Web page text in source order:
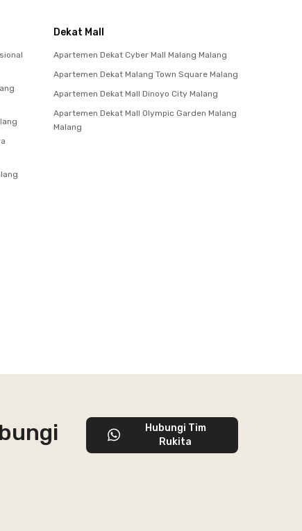
Dekat Mall
Apartemen Dekat Cyber Mall Malang Malang
Apartemen Dekat Malang Town Square Malang
Apartemen Dekat Mall Dinoyo City Malang
Apartemen Dekat Mall Olympic Garden Malang
Malang
Hubungi Tim
Rukita